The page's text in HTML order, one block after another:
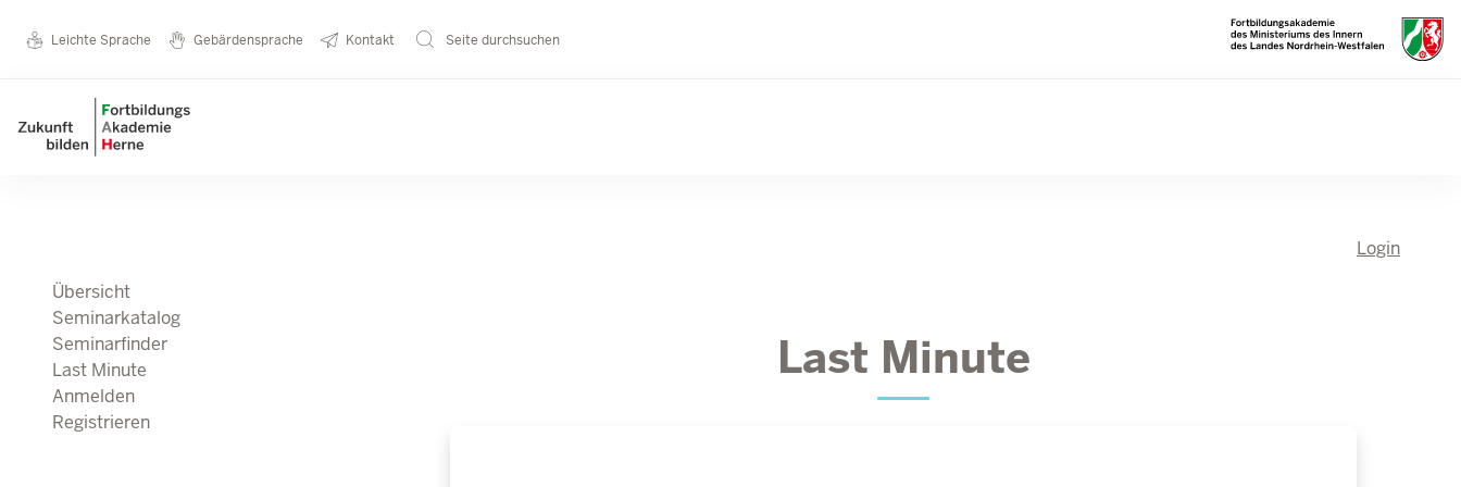
Metanavigation
Leichte Sprache Gebärdensprache Kontakt Seite durchsuchen
Login
Übersicht
Seminarkatalog
Seminarfinder
Last Minute
Anmelden
Registrieren
Last Minute